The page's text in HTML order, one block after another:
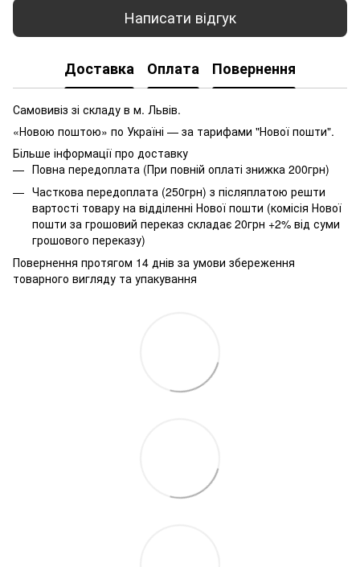
Написати відгук
Доставка Оплата Повернення
Самовивіз зі складу в м. Львів.
«Новою поштою» по Україні — за тарифами "Нової пошти".
Більше інформації про доставку
Повна передоплата (При повній оплаті знижка 200грн)
Часткова передоплата (250грн) з післяплатою решти
вартості товару на відділенні Нової пошти (комісія Нової
пошти за грошовий переказ складає 20грн +2% від суми
грошового переказу)
Повернення протягом 14 днів за умови збереження
товарного вигляду та упакування